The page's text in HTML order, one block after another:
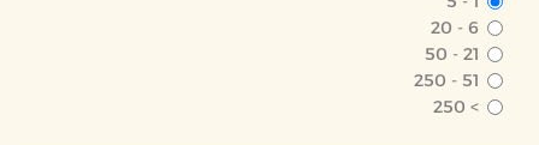
6 - 20
21 - 50
51 - 250
> 250